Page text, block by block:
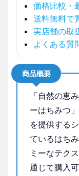
価格比較・
送料無料で
実店舗の取
よくある質
商品概要
「自然の恵
ーはちみつ
を提供する
ているはち
ミーなテク
通じて購入